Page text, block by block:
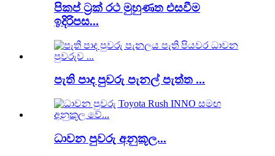
පිකප් ට්‍රක් රථ මුහුණත එසවීම
ඉදිරිපස...
පැති පාද පුවරු පැනල් පැත්ත ...
ධාවන පුවරු අනුකූල...